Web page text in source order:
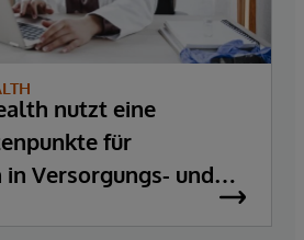
nutzt eine
für
Versorgungs- und